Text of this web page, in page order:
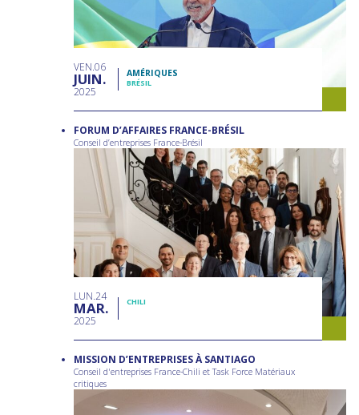
VEN 06
JUIN
2025
AMÉRIQUES
BRÉSIL
FORUM D’AFFAIRES FRANCE-BRÉSIL
Conseil d’entreprises France-Brésil
LUN 24
MAR
2025
CHILI
MISSION D’ENTREPRISES À SANTIAGO
Conseil d'entreprises France-Chili et Task Force Matériaux
critiques